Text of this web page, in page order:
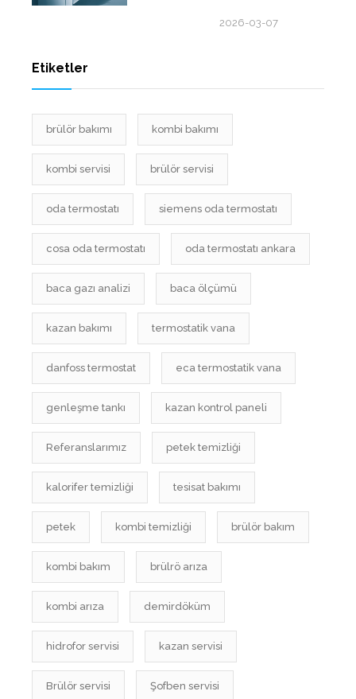
2026-03-07
Etiketler
brülör bakımı kombi bakımı
kombi servisi brülör servisi
oda termostatı siemens oda termostatı
cosa oda termostatı oda termostatı ankara
baca gazı analizi baca ölçümü
kazan bakımı termostatik vana
danfoss termostat eca termostatik vana
genleşme tankı kazan kontrol paneli
Referanslarımız petek temizliği
kalorifer temizliği tesisat bakımı
petek kombi temizliği brülör bakım
kombi bakım brülrö arıza
kombi arıza demirdöküm
hidrofor servisi kazan servisi
Brülör servisi Şofben servisi